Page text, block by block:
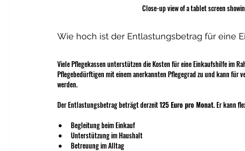
Close-up view of a tablet screen
Wie hoch ist der Entlastungsbetrag für eine
Viele Pflegekassen unterstützen die Kosten für eine Einkaufshilfe im
Pflegebedürftigen mit einem anerkannten Pflegegrad zu und kann
werden.
Der Entlastungsbetrag beträgt derzeit 125 Euro pro Monat. Er kann
Begleitung beim Einkauf
Unterstützung im Haushalt
Betreuung im Alltag